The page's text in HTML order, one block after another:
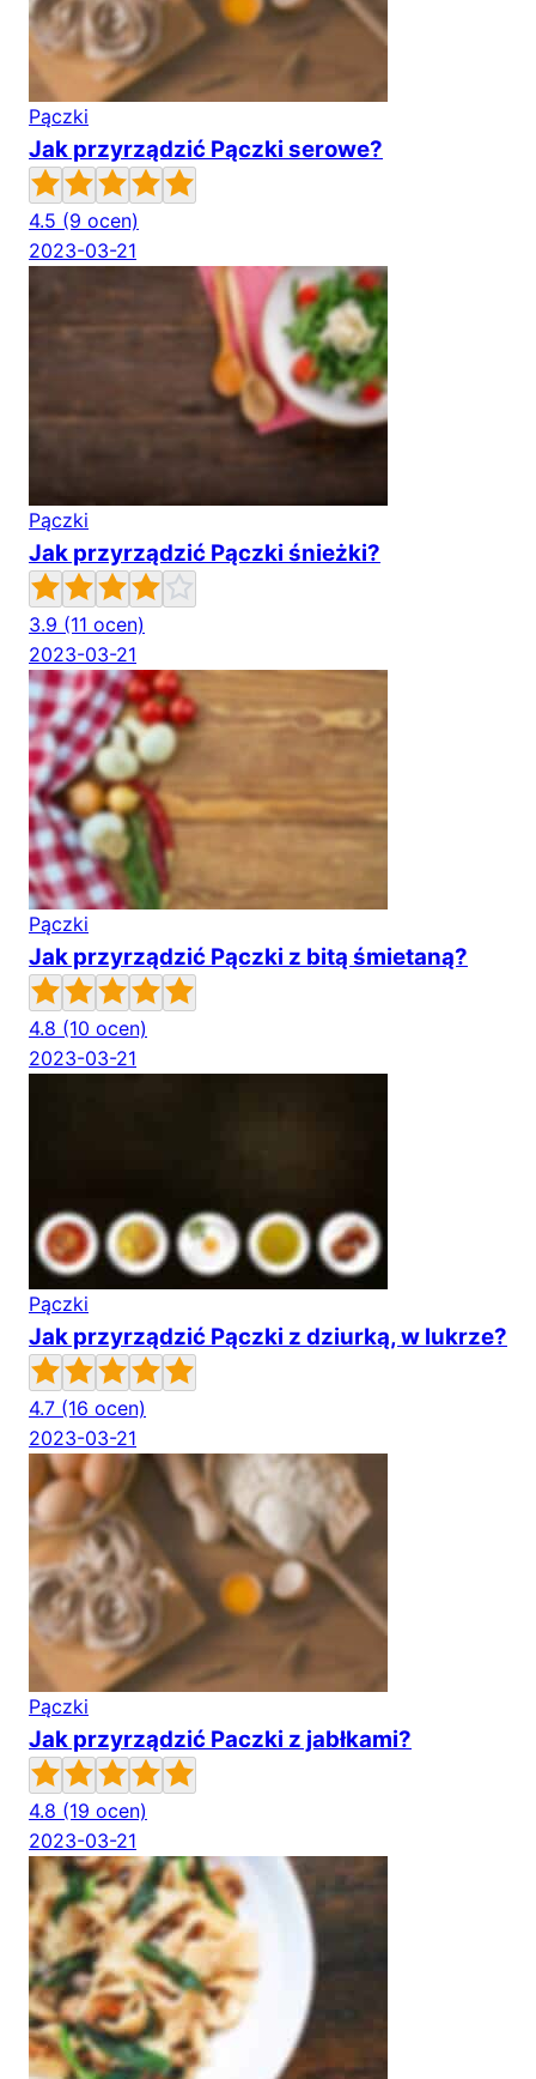
Pączki
Jak przyrządzić Pączki serowe?
4.5 (9 ocen)
2023-03-21
Pączki
Jak przyrządzić Pączki śnieżki?
3.9 (11 ocen)
2023-03-21
Pączki
Jak przyrządzić Pączki z bitą śmietaną?
4.8 (10 ocen)
2023-03-21
Pączki
Jak przyrządzić Pączki z dziurką, w lukrze?
4.7 (16 ocen)
2023-03-21
Pączki
Jak przyrządzić Paczki z jabłkami?
4.8 (19 ocen)
2023-03-21